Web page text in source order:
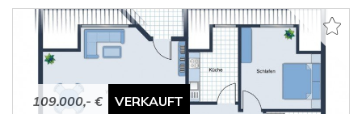
109.000,- € VERKAUFT